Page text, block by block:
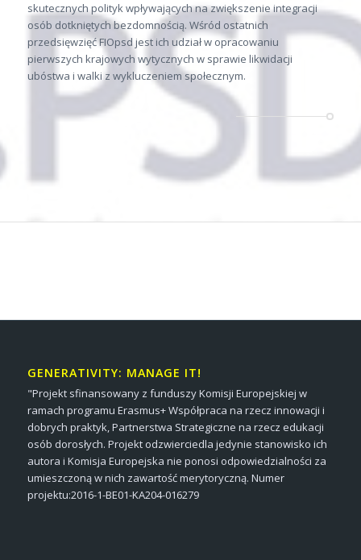
skutecznych polityk wpływających na zwiększenie integracji
osób dotkniętych bezdomnością. Wśród ostatnich
przedsięwzięć FIOpsd jest ich udział w opracowaniu
pierwszych krajowych wytycznych w sprawie likwidacji
ubóstwa i walki z wykluczeniem społecznym.
GENERATIVITY: MANAGE IT!
"Projekt sfinansowany z funduszy Komisji Europejskiej w
ramach programu Erasmus+ Współpraca na rzecz innowacji i
dobrych praktyk, Partnerstwa Strategiczne na rzecz edukacji
osób dorosłych. Projekt odzwierciedla jedynie stanowisko ich
autora i Komisja Europejska nie ponosi odpowiedzialności za
umieszczoną w nich zawartość merytoryczną. Numer
projektu:2016-1-BE01-KA204-016279